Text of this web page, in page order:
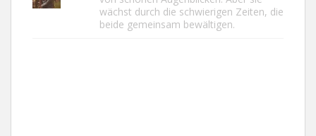
wächst durch die schwierigen Zeiten, die
beide gemeinsam bewältigen.